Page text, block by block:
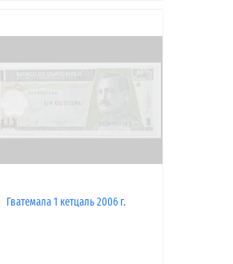
Гватемала 1 кетцаль 2006 г.